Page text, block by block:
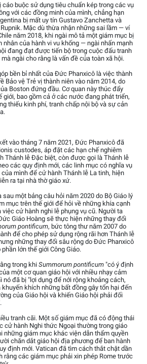
buộc sử dụng tiêu chuẩn kép trong các vụ
với các đồng minh của mình, chẳng hạn
bị mất uy tín Gustavo Zanchetta và
Mặc dù thừa nhận những sai lầm — ví
năm 2018, khi ngài mô tả một giám mục bị
nhân của hành vi vu khống — ngài nhấn mạnh
đang đạt được tiến bộ trong cuộc đấu tranh
ngài cho rằng là vấn đề của toàn xã hội.
bền bỉ nhất của Đức Phanxicô là việc thành
Bảo vệ Trẻ vị thành niên vào năm 2014, do
Boston đứng đầu. Cơ quan này thúc đẩy
giới, bao gồm cả ở các nước đang phát triển,
thiếu kinh phí, tranh chấp nội bộ và sự cản
vào tháng 7 năm 2021, Đức Phanxicô đã
custodes, áp đặt các hạn chế nghiêm
Thánh lễ Đặc biệt, còn được gọi là Thánh lễ
các quy định mới, các linh mục có nghĩa vụ
mình để cử hành Thánh lễ La tinh, hiện
ra tại nhà thờ giáo xứ.
một bảng câu hỏi năm 2020 do Bộ Giáo lý
mục trên thế giới để hỏi về những khía cạnh
cử hành nghi lễ phụng vụ cũ. Người ta
Giáo Hoàng sẽ thực hiện những thay đổi
pontificum, bức tông thư năm 2007 do
để cho phép sử dụng rộng rãi hơn Thánh lễ
những thay đổi sâu rộng do Đức Phanxicô
lớn thế giới Công Giáo.
trong khi Summorum pontificum "có ý định
một cơ quan giáo hội với nhiều nhạy cảm
nó đã bị "lợi dụng để nới rộng khoảng cách,
khích những bất đồng gây tổn hại đến
của Giáo hội và khiến Giáo hội phải đối
tranh cãi. Một số giám mục đã có động thái
cử hành Nghi thức Ngoại thường trong giáo
những giám mục khác viện dẫn thẩm quyền
chăn dắt giáo hội địa phương để ban hành
định mới. Vatican đã tìm cách thắt chặt dần
rằng các giám mục phải xin phép Rome trước